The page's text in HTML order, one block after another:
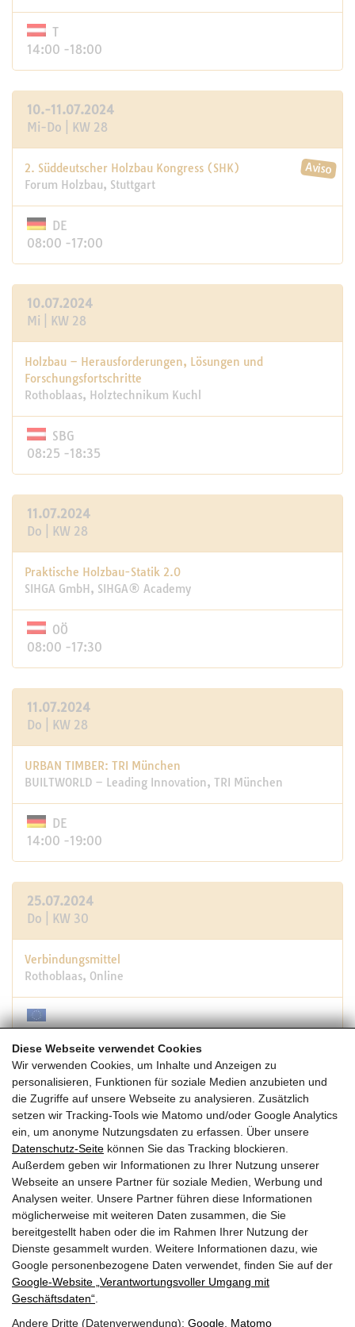
Diese Webseite verwendet Cookies
Wir verwenden Cookies, um Inhalte und Anzeigen zu
personalisieren, Funktionen für soziale Medien anzubieten und
die Zugriffe auf unsere Webseite zu analysieren. Zusätzlich
setzen wir Tracking-Tools wie Matomo und/oder Google Analytics
ein, um anonyme Nutzungsdaten zu erfassen. Über unsere
Datenschutz-Seite können Sie das Tracking blockieren.
Außerdem geben wir Informationen zu Ihrer Nutzung unserer
Webseite an unsere Partner für soziale Medien, Werbung und
Analysen weiter. Unsere Partner führen diese Informationen
möglicherweise mit weiteren Daten zusammen, die Sie
bereitgestellt haben oder die im Rahmen Ihrer Nutzung der
Dienste gesammelt wurden. Weitere Informationen dazu, wie
Google personenbezogene Daten verwendet, finden Sie auf der
Google‑Website „Verantwortungsvoller Umgang mit
Geschäftsdaten“
Andere Dritte (Datenverwendung): Google Matomo
T
14:00 -18:00
10.-11.07.2024
Mi-Do | KW 28
2. Süddeutscher Holzbau Kongress (SHK)
Forum Holzbau, Stuttgart
DE
08:00 -17:00
10.07.2024
Mi | KW 28
Holzbau – Herausforderungen, Lösungen und
Forschungsfortschritte
Rothoblaas, Holztechnikum Kuchl
SBG
08:25 -18:35
11.07.2024
Do | KW 28
Praktische Holzbau-Statik 2.0
SIHGA GmbH, SIHGA® Academy
OÖ
08:00 -17:30
11.07.2024
Do | KW 28
URBAN TIMBER: TRI München
BUILTWORLD – Leading Innovation, TRI München
DE
14:00 -19:00
25.07.2024
Do | KW 30
Verbindungsmittel
Rothoblaas, Online
30.07.2024
Di | KW 31
Leistbares Wohnen in Holz-Hybrid Bauweise Postgründe
Volders
proHolz Tirol, Haltestelle Volderer Brücke
T
15:00 -17:00
Seiten drucken